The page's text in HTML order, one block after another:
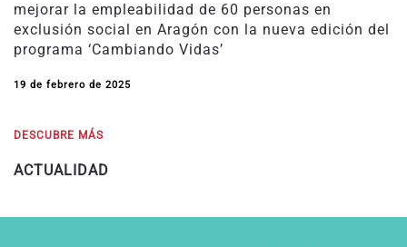
mejorar la empleabilidad de 60 personas en
exclusión social en Aragón con la nueva edición del
programa ‘Cambiando Vidas’
19 de febrero de 2025
DESCUBRE MÁS
ACTUALIDAD